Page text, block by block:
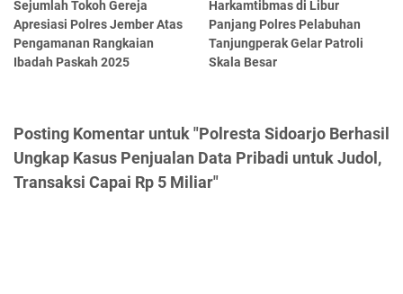
Sejumlah Tokoh Gereja
Apresiasi Polres Jember Atas
Pengamanan Rangkaian
Ibadah Paskah 2025
Harkamtibmas di Libur
Panjang Polres Pelabuhan
Tanjungperak Gelar Patroli
Skala Besar
Posting Komentar untuk "Polresta Sidoarjo Berhasil
Ungkap Kasus Penjualan Data Pribadi untuk Judol,
Transaksi Capai Rp 5 Miliar"